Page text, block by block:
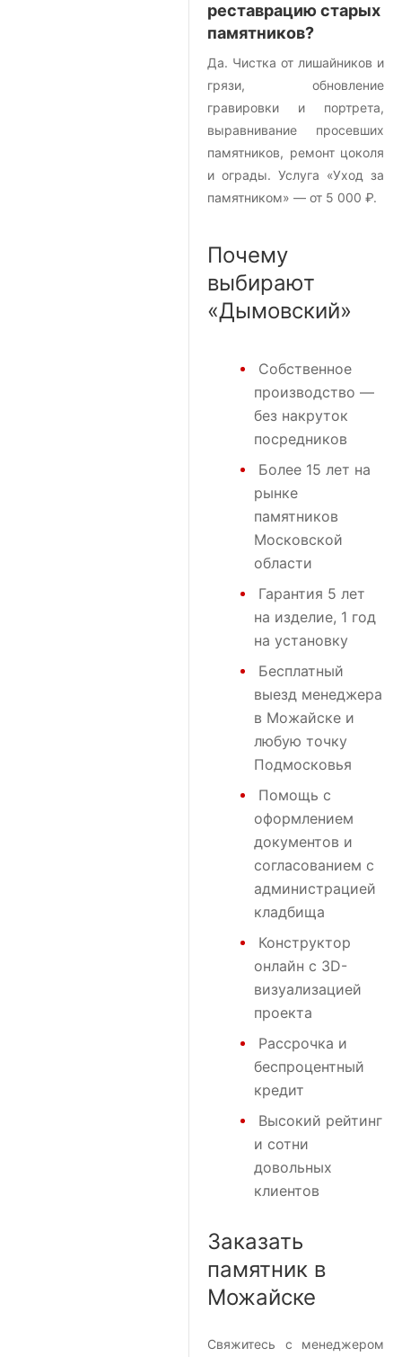
реставрацию старых
памятников?
Да. Чистка от лишайников и
грязи, обновление
гравировки и портрета,
выравнивание просевших
памятников, ремонт цоколя
и ограды. Услуга «Уход за
памятником» — от 5 000 ₽.
Почему
выбирают
«Дымовский»
Собственное
производство —
без накруток
посредников
Более 15 лет на
рынке
памятников
Московской
области
Гарантия 5 лет
на изделие, 1 год
на установку
Бесплатный
выезд менеджера
в Можайске и
любую точку
Подмосковья
Помощь с
оформлением
документов и
согласованием с
администрацией
кладбища
Конструктор
онлайн с 3D-
визуализацией
проекта
Рассрочка и
беспроцентный
кредит
Высокий рейтинг
и сотни
довольных
клиентов
Заказать
памятник в
Можайске
Свяжитесь с менеджером